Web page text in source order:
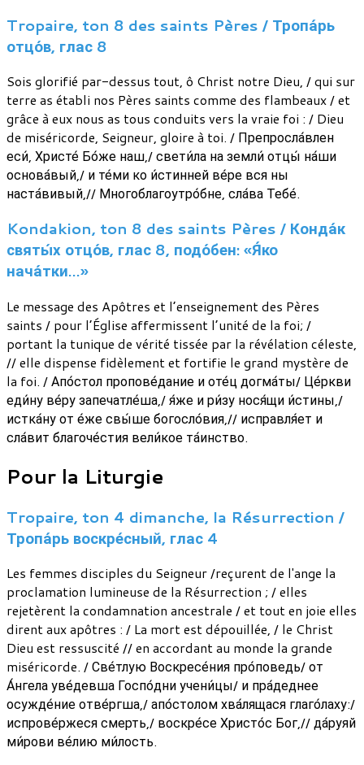
Tropaire, ton 8 des saints Pères / Тропа́рь
отцо́в, глас 8
Sois glorifié par-dessus tout, ô Christ notre Dieu, / qui sur
terre as établi nos Pères saints comme des flambeaux / et
grâce à eux nous as tous conduits vers la vraie foi : / Dieu
de miséricorde, Seigneur, gloire à toi. / Препросла́влен
еси́, Христе́ Бо́же наш,/ свети́ла на земли́ отцы́ на́ши
основа́вый,/ и те́ми ко и́стинней ве́ре вся ны
наста́вивый,// Многоблагоутро́бне, сла́ва Тебе́.
Kondakion, ton 8 des saints Pères / Конда́к
святы́х отцо́в, глас 8, подо́бен: «Я́ко
нача́тки…»
Le message des Apôtres et l’enseignement des Pères
saints / pour l’Église affermissent l’unité de la foi; /
portant la tunique de vérité tissée par la révélation céleste,
// elle dispense fidèlement et fortifie le grand mystère de
la foi. / Апо́стол пропове́дание и оте́ц догма́ты/ Це́ркви
еди́ну ве́ру запечатле́ша,/ я́же и ри́зу нося́щи и́стины,/
истка́ну от е́же свы́ше богосло́вия,// исправля́ет и
сла́вит благоче́стия вели́кое та́инство.
Pour la Liturgie
Tropaire, ton 4 dimanche, la Résurrection /
Тропа́рь воскре́сный, глас 4
Les femmes disciples du Seigneur /reçurent de l'ange la
proclamation lumineuse de la Résurrection ; / elles
rejetèrent la condamnation ancestrale / et tout en joie elles
dirent aux apôtres : / La mort est dépouillée, / le Christ
Dieu est ressuscité // en accordant au monde la grande
miséricorde. / Све́тлую Воскресе́ния про́поведь/ от
А́нгела уве́девша Госпо́дни учени́цы/ и пра́деднее
осужде́ние отве́ргша,/ апо́столом хва́лящася глаго́лаху:/
испрове́ржеся смерть,/ воскре́се Христо́с Бог,// да́руяй
ми́рови ве́лию ми́лость.